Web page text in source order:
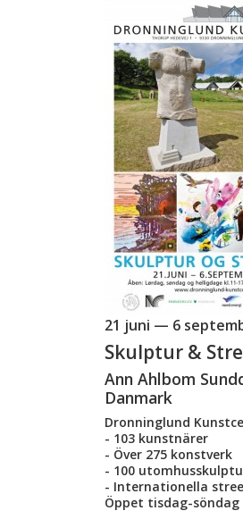
21 juni — 6
Skulptur &
Ann Ahlbom
Danmark
Dronninglund
- 103 kunstnärer
- Över 275 konstverk
- 100
- Internationella
Öppet tisdag-söndag